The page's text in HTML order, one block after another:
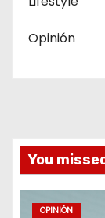
Opinión
You
OPINIÓN